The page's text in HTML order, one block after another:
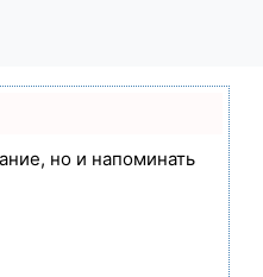
но и напоминать